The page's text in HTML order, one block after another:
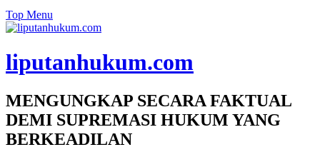
Top Menu
liputanhukum.com
MENGUNGKAP SECARA FAKTUAL
DEMI SUPREMASI HUKUM YANG
BERKEADILAN